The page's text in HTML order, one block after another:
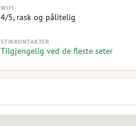
WIFI
4/5, rask og pålitelig
STIKKONTAKTER
Tilgjengelig ved de fleste seter